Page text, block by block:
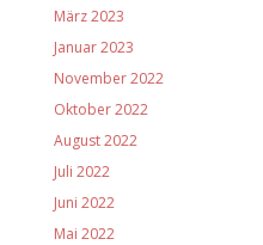
März 2023
Januar 2023
November 2022
Oktober 2022
August 2022
Juli 2022
Juni 2022
Mai 2022